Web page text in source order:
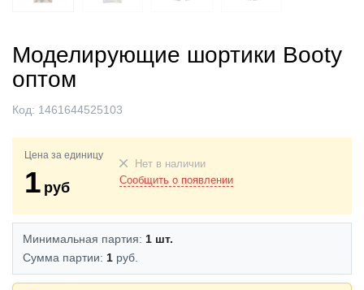
Моделирующие шортики Booty
оптом
Код: 1461644525103
Цена за единицу
1 руб
Нет в наличии
Сообщить о появлении
Минимальная партия: 1 шт.
Сумма партии: 1 руб.